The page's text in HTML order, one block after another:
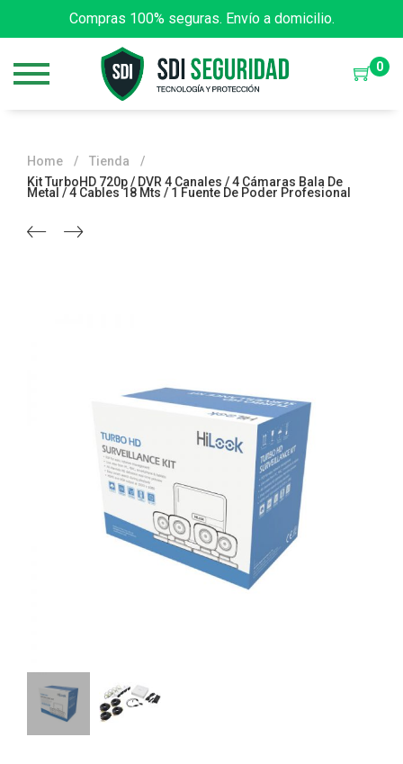
Compras 100% seguras. Envío a domicilio.
0
Home / Tienda
/
Kit TurboHD 720p / DVR 4 Canales / 4 Cámaras Bala De
Metal / 4 Cables 18 Mts / 1 Fuente De Poder Profesional